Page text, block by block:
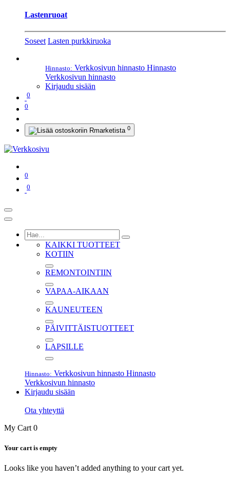
Lastenruoat
Soseet Lasten purkkiruoka
Hinnasto: Verkkosivun hinnasto Hinnasto
Verkkosivun hinnasto
Kirjaudu sisään
0
0
0
0
0
KAIKKI TUOTTEET
KOTIIN
REMONTOINTIIN
VAPAA-AIKAAN
KAUNEUTEEN
PÄIVITTÄISTUOTTEET
LAPSILLE
Hinnasto: Verkkosivun hinnasto Hinnasto
Verkkosivun hinnasto
Kirjaudu sisään
Ota yhteyttä
My Cart 0
Your cart is empty
Looks like you haven’t added anything to your cart yet.